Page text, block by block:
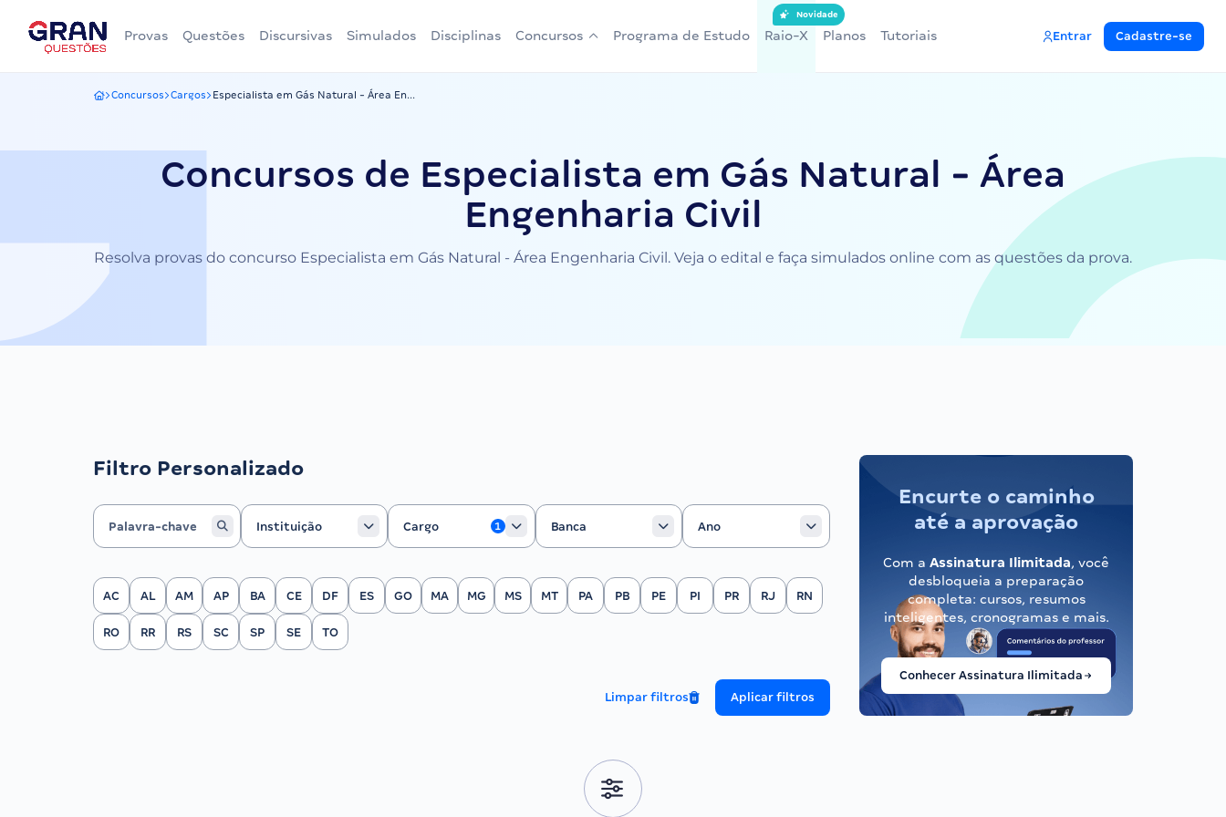
Provas Questões Discursivas Simulados Disciplinas Concursos Programa de Estudo Raio-X
Novidade
Planos Tutoriais Entrar Cadastre-se
Gran Questões
Concursos Cargos Especialista em Gás Natural - Área En...
Concursos de Especialista em Gás Natural - Área
Engenharia Civil
Resolva provas do concurso Especialista em Gás Natural - Área Engenharia Civil. Veja o edital e faça simulados online com as questões da prova.
Filtro Personalizado
Instituição
Instituição
Cargo
Cargo
1
Banca
Banca
Ano
Ano
Filtrar por Estado
AC AL AM AP BA CE DF ES GO MA MG MS MT PA PB PE PI PR RJ RN
RO RR RS SC SP SE TO
Limpar filtros Aplicar filtros
Encurte o caminho
até a aprovação
Com a Assinatura Ilimitada, você
desbloqueia a preparação
completa: cursos, resumos
inteligentes, cronogramas e mais.
Conhecer Assinatura Ilimitada